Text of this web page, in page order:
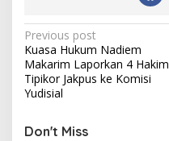
Post
navigation
Previous post
Kuasa Hukum Nadiem
Makarim Laporkan 4 Hakim
Tipikor Jakpus ke Komisi
Yudisial
Don't Miss